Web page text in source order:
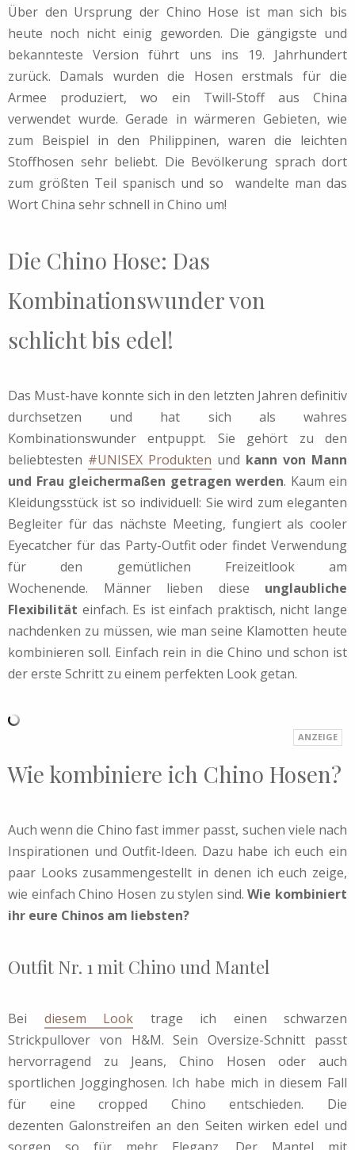
Über den Ursprung der Chino Hose ist man sich bis
heute noch nicht einig geworden. Die gängigste und
bekannteste Version führt uns ins 19. Jahrhundert
zurück. Damals wurden die Hosen erstmals für die
Armee produziert, wo ein Twill-Stoff aus China
verwendet wurde. Gerade in wärmeren Gebieten, wie
zum Beispiel in den Philippinen, waren die leichten
Stoffhosen sehr beliebt. Die Bevölkerung sprach dort
zum größten Teil spanisch und so wandelte man das
Wort China sehr schnell in Chino um!
Die Chino Hose: Das
Kombinationswunder von
schlicht bis edel!
Das Must-have konnte sich in den letzten Jahren definitiv
durchsetzen und hat sich als wahres
Kombinationswunder entpuppt. Sie gehört zu den
beliebtesten #UNISEX Produkten und kann von Mann
und Frau gleichermaßen getragen werden. Kaum ein
Kleidungsstück ist so individuell: Sie wird zum eleganten
Begleiter für das nächste Meeting, fungiert als cooler
Eyecatcher für das Party-Outfit oder findet Verwendung
für den gemütlichen Freizeitlook am
Wochenende. Männer lieben diese unglaubliche
Flexibilität einfach. Es ist einfach praktisch, nicht lange
nachdenken zu müssen, wie man seine Klamotten heute
kombinieren soll. Einfach rein in die Chino und schon ist
der erste Schritt zu einem perfekten Look getan.
Wie kombiniere ich Chino Hosen?
Auch wenn die Chino fast immer passt, suchen viele nach
Inspirationen und Outfit-Ideen. Dazu habe ich euch ein
paar Looks zusammengestellt in denen ich euch zeige,
wie einfach Chino Hosen zu stylen sind.Wie kombiniert
ihr eure Chinos am liebsten?
Outfit Nr. 1 mit Chino und Mantel
Bei diesem Look trage ich einen schwarzen
Strickpullover von H&M. Sein Oversize-Schnitt passt
hervorragend zu Jeans, Chino Hosen oder auch
sportlichen Jogginghosen. Ich habe mich in diesem Fall
für eine cropped Chino entschieden. Die
dezenten Galonstreifen an den Seiten wirken edel und